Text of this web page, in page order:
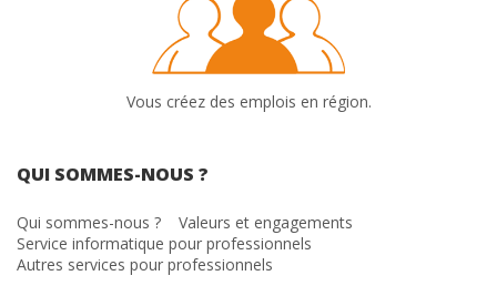
Vous créez des emplois en région.
QUI SOMMES-NOUS ?
Qui sommes-nous ?
Valeurs et engagements
Service informatique pour professionnels
Autres services pour professionnels